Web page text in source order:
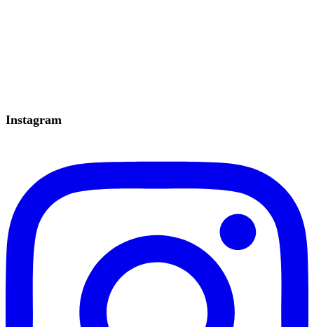
Instagram